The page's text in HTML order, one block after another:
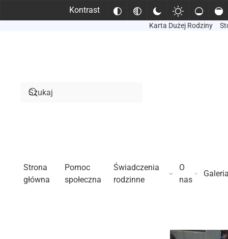
Kontrast
Karta Dużej Rodziny
Strona
główna
Pomoc
społeczna
Świadczenia
rodzinne
O
nas